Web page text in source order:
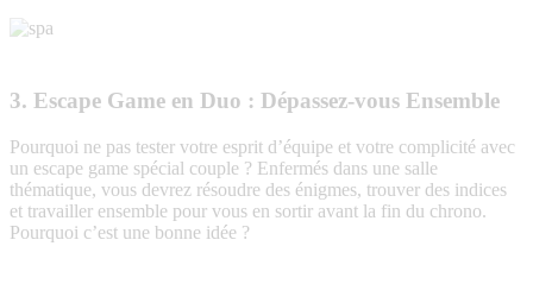
3. Escape Game en Duo : Dépassez-vous Ensemble
Pourquoi ne pas tester votre esprit d’équipe et votre complicité avec
un escape game spécial couple ? Enfermés dans une salle
thématique, vous devrez résoudre des énigmes, trouver des indices
et travailler ensemble pour vous en sortir avant la fin du chrono.
Pourquoi c’est une bonne idée ?